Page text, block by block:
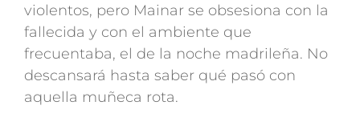
violentos, pero Mainar se obsesiona con la
fallecida y con el ambiente que
frecuen­taba, el de la noche madrileña. No
descansará hasta saber qué pasó con
aquella muñeca rota.